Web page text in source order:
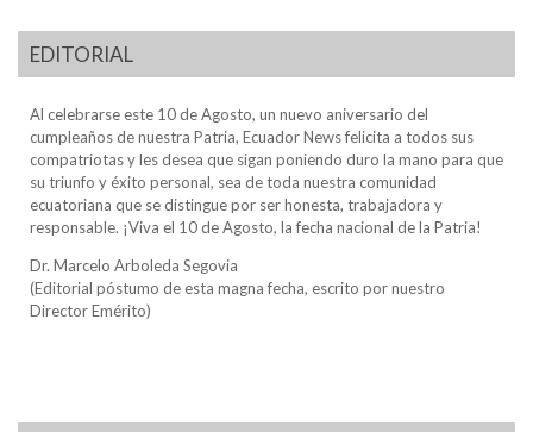
EDITORIAL
Al celebrarse este 10 de Agosto, un nuevo aniversario del
cumpleaños de nuestra Patria, Ecuador News felicita a todos sus
compatriotas y les desea que sigan poniendo duro la mano para que
su triunfo y éxito personal, sea de toda nuestra comunidad
ecuatoriana que se distingue por ser honesta, trabajadora y
responsable. ¡Viva el 10 de Agosto, la fecha nacional de la Patria!
Dr. Marcelo Arboleda Segovia
(Editorial póstumo de esta magna fecha, escrito por nuestro
Director Emérito)